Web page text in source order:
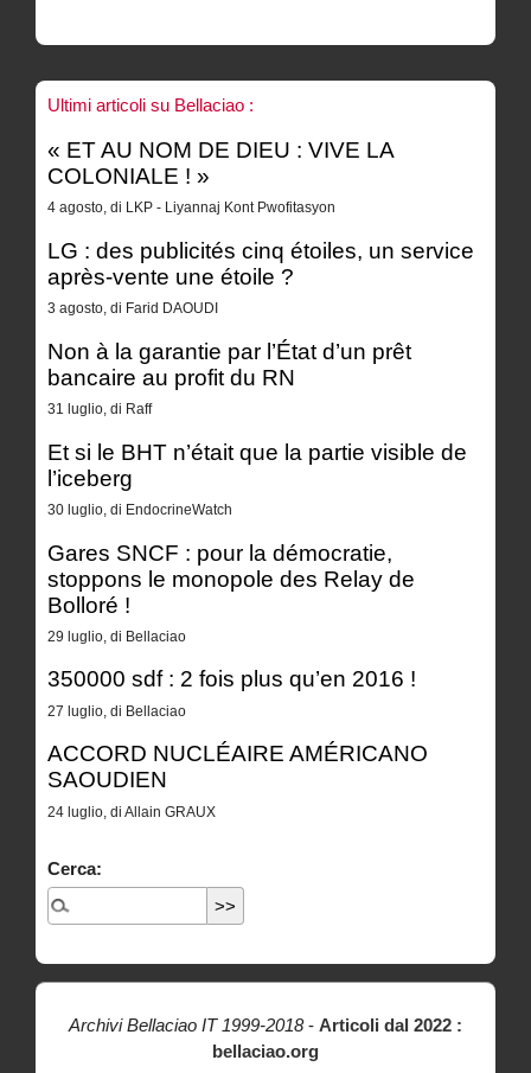
Ultimi articoli su Bellaciao :
« ET AU NOM DE DIEU : VIVE LA
COLONIALE ! »
4 agosto, di LKP - Liyannaj Kont Pwofitasyon
LG : des publicités cinq étoiles, un service
après-vente une étoile ?
3 agosto, di Farid DAOUDI
Non à la garantie par l’État d’un prêt
bancaire au profit du RN
31 luglio, di Raff
Et si le BHT n’était que la partie visible de
l’iceberg
30 luglio, di EndocrineWatch
Gares SNCF : pour la démocratie,
stoppons le monopole des Relay de
Bolloré !
29 luglio, di Bellaciao
350000 sdf : 2 fois plus qu’en 2016 !
27 luglio, di Bellaciao
ACCORD NUCLÉAIRE AMÉRICANO
SAOUDIEN
24 luglio, di Allain GRAUX
Cerca:
Archivi Bellaciao IT 1999-2018- Articoli dal 2022 :
bellaciao.org